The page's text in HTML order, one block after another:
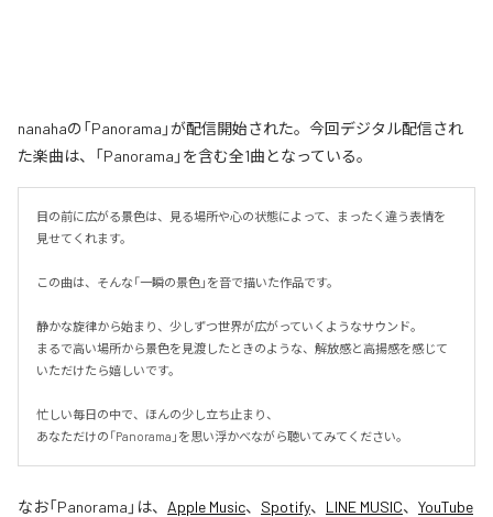
nanahaの「Panorama」が配信開始された。今回デジタル配信され
た楽曲は、「Panorama」を含む全1曲となっている。
目の前に広がる景色は、見る場所や心の状態によって、まったく違う表情を
見せてくれます。
この曲は、そんな「一瞬の景色」を音で描いた作品です。
静かな旋律から始まり、少しずつ世界が広がっていくようなサウンド。
まるで高い場所から景色を見渡したときのような、解放感と高揚感を感じて
いただけたら嬉しいです。
忙しい毎日の中で、ほんの少し立ち止まり、
あなただけの「Panorama」を思い浮かべながら聴いてみてください。
なお「Panorama 」は、 Apple Music、 Spotify、 LINE MUSIC、 YouTube